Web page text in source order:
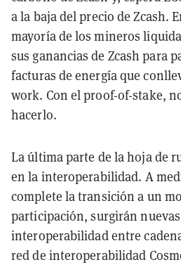
a la baja del precio de Zcash.
mayoría de los mineros
sus ganancias de Zcash para
facturas de energía que
work. Con el proof-of-stake,
hacerlo.
La última parte de la hoja de
en la interoperabilidad. A
complete la transición a un
participación, surgirán
interoperabilidad entre
red de interoperabilidad